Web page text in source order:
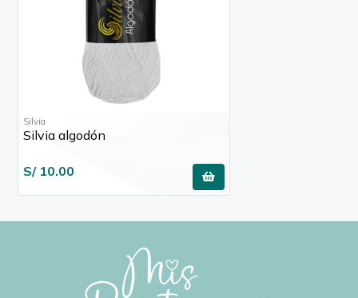
Silvia
Silvia algodón
S/ 10.00